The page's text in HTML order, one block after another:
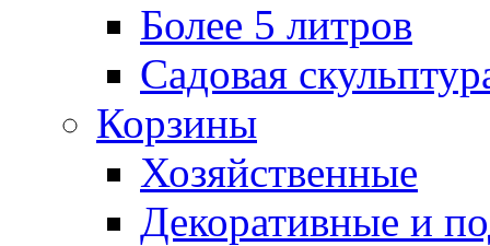
Более 5 литров
Садовая
Корзины
Хозяйственные
Декоративные и